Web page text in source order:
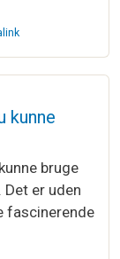
afIrene
kunne
bruge
er uden
fascinerende